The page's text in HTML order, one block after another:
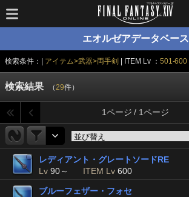
エオルゼアデータベース
検索条件：| アイテム>武器>両手剣 | ITEM Lv ： 501-600
検索結果 （29件）
1ページ / 1ページ
レディアント・グレートソードRE
Lv 90～ ITEM Lv 600
ブルーフェザー・フォセ